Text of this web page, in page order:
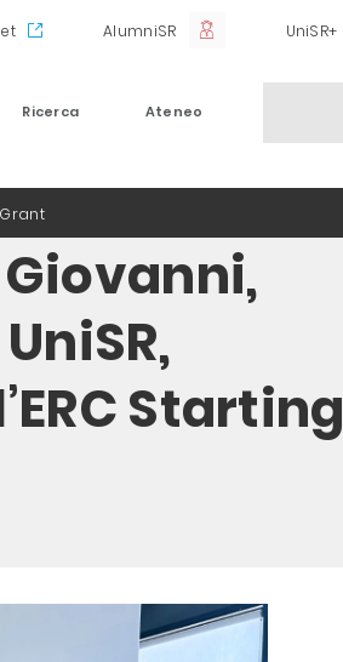
AlumniSR UniSR+
Ricerca Ateneo
Starting